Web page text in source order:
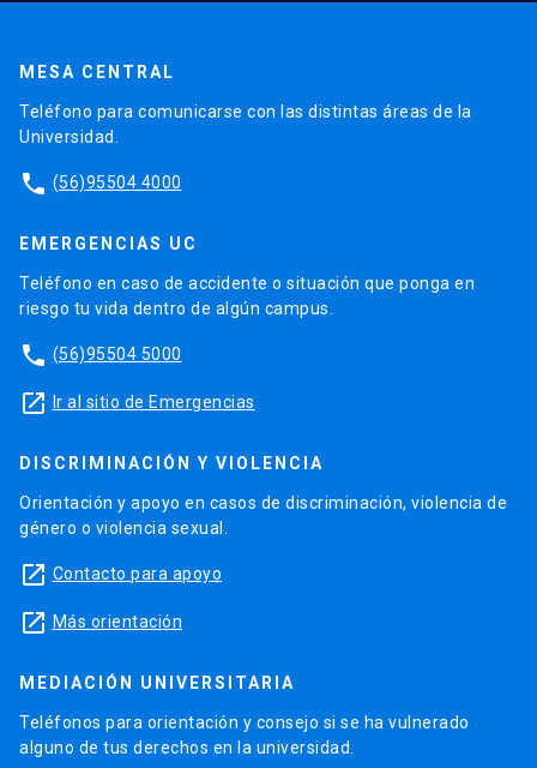
MESA CENTRAL
Teléfono para comunicarse con las distintas áreas de la
Universidad.
phone (56)95504 4000
EMERGENCIAS UC
Teléfono en caso de accidente o situación que ponga en
riesgo tu vida dentro de algún campus.
phone (56)95504 5000
launch Ir al sitio de Emergencias
DISCRIMINACIÓN Y VIOLENCIA
Orientación y apoyo en casos de discriminación, violencia de
género o violencia sexual.
launch Contacto para apoyo
launch Más orientación
MEDIACIÓN UNIVERSITARIA
Teléfonos para orientación y consejo si se ha vulnerado
alguno de tus derechos en la universidad.